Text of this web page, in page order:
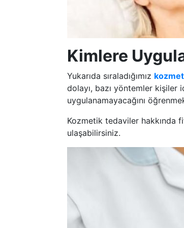
Kimlere
Yukarıda sıraladığımız
dolayı, bazı yöntemler kişiler
uygulanamayacağını
Kozmetik tedaviler hakkında
ulaşabilirsiniz.